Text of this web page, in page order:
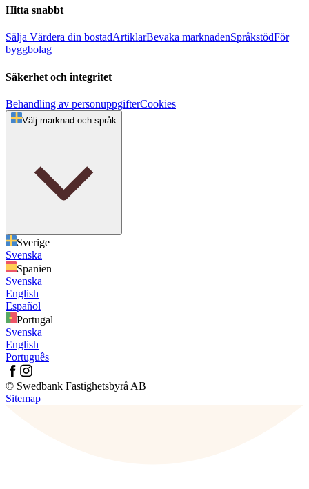
Hitta snabbt
Sälja Värdera din bostadArtiklarBevaka marknadenSpråkstödFör
byggbolag
Säkerhet och integritet
Behandling av personuppgifterCookies
Välj marknad och språk
Sverige
Svenska
Spanien
Svenska
English
Español
Portugal
Svenska
English
Português
© Swedbank Fastighetsbyrå AB
Sitemap